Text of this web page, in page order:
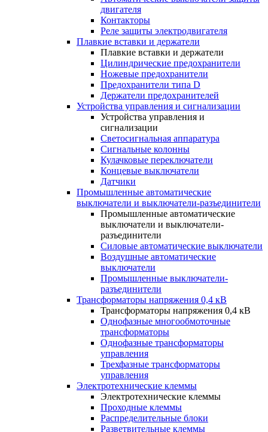
двигателя
Контакторы
Реле защиты электродвигателя
Плавкие вставки и держатели
Плавкие вставки и держатели
Цилиндрические предохранители
Ножевые предохранители
Предохранители типа D
Держатели предохранителей
Устройства управления и сигнализации
Устройства управления и
сигнализации
Светосигнальная аппаратура
Сигнальные колонны
Кулачковые переключатели
Концевые выключатели
Датчики
Промышленные автоматические
выключатели и выключатели-разъединители
Промышленные автоматические
выключатели и выключатели-
разъединители
Силовые автоматические выключатели
Воздушные автоматические
выключатели
Промышленные выключатели-
разъединители
Трансформаторы напряжения 0,4 кВ
Трансформаторы напряжения 0,4 кВ
Однофазные многообмоточные
трансформаторы
Однофазные трансформаторы
управления
Трехфазные трансформаторы
управления
Электротехнические клеммы
Электротехнические клеммы
Проходные клеммы
Распределительные блоки
Разветвительные клеммы